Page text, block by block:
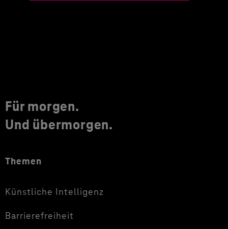
Für morgen.
Und übermorgen.
Themen
Künstliche Intelligenz
Barrierefreiheit